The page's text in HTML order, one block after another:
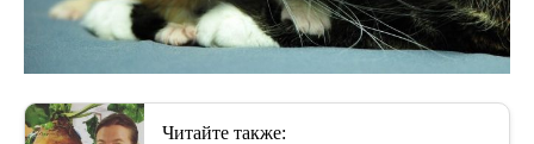
Читайте также: